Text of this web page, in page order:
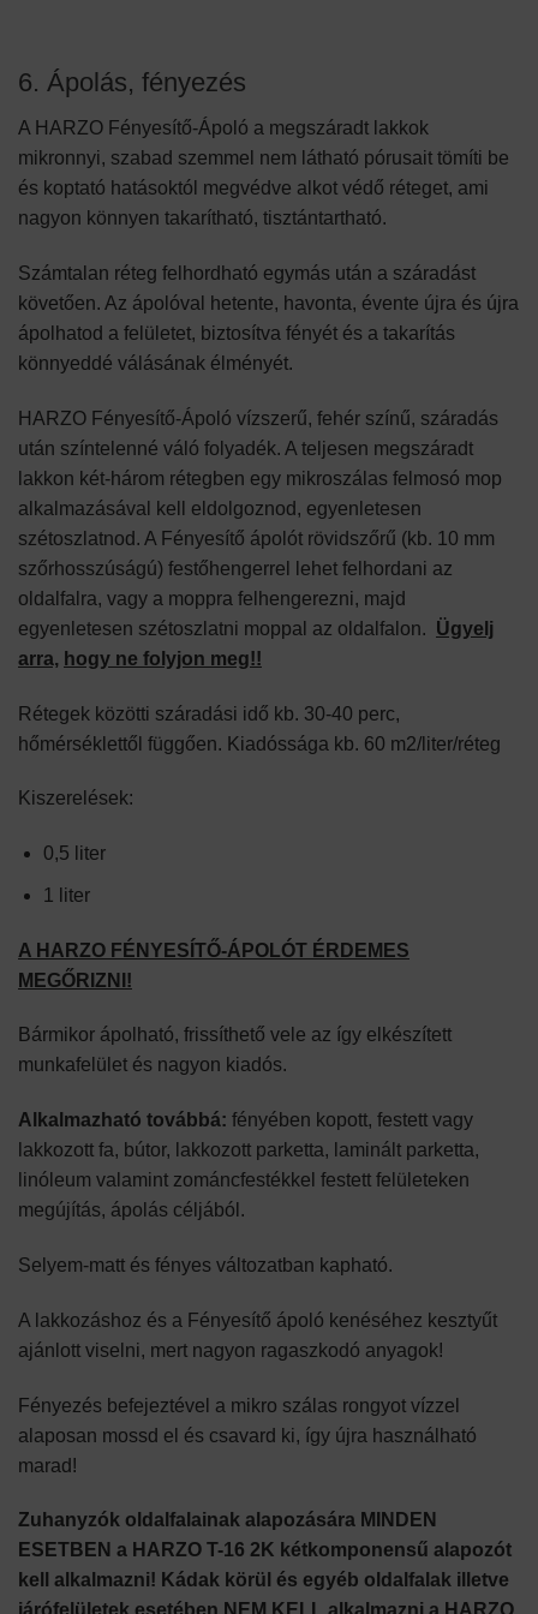
6. Ápolás, fényezés
A HARZO Fényesítő-Ápoló a megszáradt lakkok
mikronnyi, szabad szemmel nem látható pórusait tömíti be
és koptató hatásoktól megvédve alkot védő réteget, ami
nagyon könnyen takarítható, tisztántartható.
Számtalan réteg felhordható egymás után a száradást
követően. Az ápolóval hetente, havonta, évente újra és újra
ápolhatod a felületet, biztosítva fényét és a takarítás
könnyeddé válásának élményét.
HARZO Fényesítő-Ápoló vízszerű, fehér színű, száradás
után színtelenné váló folyadék. A teljesen megszáradt
lakkon két-három rétegben egy mikroszálas felmosó mop
alkalmazásával kell eldolgoznod, egyenletesen
szétoszlatnod. A Fényesítő ápolót rövidszőrű (kb. 10 mm
szőrhosszúságú) festőhengerrel lehet felhordani az
oldalfalra, vagy a moppra felhengerezni, majd
egyenletesen szétoszlatni moppal az oldalfalon. Ügyelj
arra, hogy ne folyjon meg!!
Rétegek közötti száradási idő kb. 30-40 perc,
hőmérséklettől függően. Kiadóssága kb. 60 m2/liter/réteg
Kiszerelések:
0,5 liter
1 liter
A HARZO FÉNYESÍTŐ-ÁPOLÓT ÉRDEMES
MEGŐRIZNI!
Bármikor ápolható, frissíthető vele az így elkészített
munkafelület és nagyon kiadós.
Alkalmazható továbbá: fényében kopott, festett vagy
lakkozott fa, bútor, lakkozott parketta, laminált parketta,
linóleum valamint zománcfestékkel festett felületeken
megújítás, ápolás céljából.
Selyem-matt és fényes változatban kapható.
A lakkozáshoz és a Fényesítő ápoló kenéséhez kesztyűt
ajánlott viselni, mert nagyon ragaszkodó anyagok!
Fényezés befejeztével a mikro szálas rongyot vízzel
alaposan mossd el és csavard ki, így újra használható
marad!
Zuhanyzók oldalfalainak alapozására MINDEN
ESETBEN a HARZO T-16 2K kétkomponensű alapozót
kell alkalmazni! Kádak körül és egyéb oldalfalak illetve